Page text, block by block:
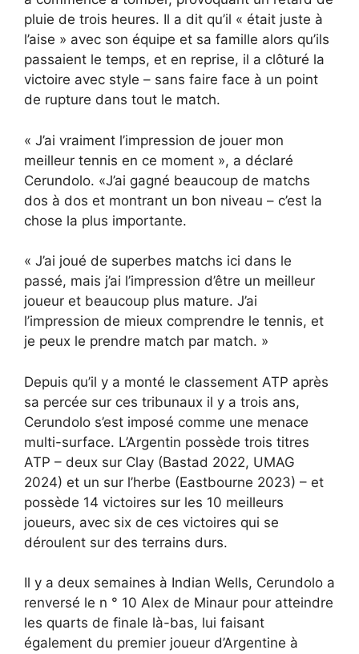
pluie de trois heures. Il a dit qu’il « était juste à
l’aise » avec son équipe et sa famille alors qu’ils
passaient le temps, et en reprise, il a clôturé la
victoire avec style – sans faire face à un point
de rupture dans tout le match.
« J’ai vraiment l’impression de jouer mon
meilleur tennis en ce moment », a déclaré
Cerundolo. «J’ai gagné beaucoup de matchs
dos à dos et montrant un bon niveau – c’est la
chose la plus importante.
« J’ai joué de superbes matchs ici dans le
passé, mais j’ai l’impression d’être un meilleur
joueur et beaucoup plus mature. J’ai
l’impression de mieux comprendre le tennis, et
je peux le prendre match par match. »
Depuis qu’il y a monté le classement ATP après
sa percée sur ces tribunaux il y a trois ans,
Cerundolo s’est imposé comme une menace
multi-surface. L’Argentin possède trois titres
ATP – deux sur Clay (Bastad 2022, UMAG
2024) et un sur l’herbe (Eastbourne 2023) – et
possède 14 victoires sur les 10 meilleurs
joueurs, avec six de ces victoires qui se
déroulent sur des terrains durs.
Il y a deux semaines à Indian Wells, Cerundolo a
renversé le n ° 10 Alex de Minaur pour atteindre
les quarts de finale là-bas, lui faisant
également du premier joueur d’Argentine à